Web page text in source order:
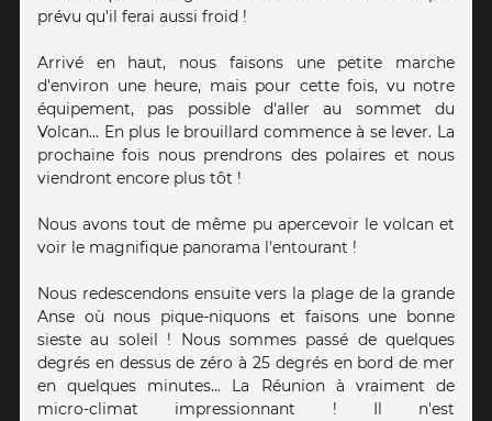
prévu qu'il ferai aussi froid !
Arrivé en haut, nous faisons une petite marche
d'environ une heure, mais pour cette fois, vu notre
équipement, pas possible d'aller au sommet du
Volcan... En plus le brouillard commence à se lever. La
prochaine fois nous prendrons des polaires et nous
viendront encore plus tôt !
Nous avons tout de même pu apercevoir le volcan et
voir le magnifique panorama l'entourant !
Nous redescendons ensuite vers la plage de la grande
Anse où nous pique-niquons et faisons une bonne
sieste au soleil ! Nous sommes passé de quelques
degrés en dessus de zéro à 25 degrés en bord de mer
en quelques minutes... La Réunion à vraiment de
micro-climat impressionnant ! Il n'est